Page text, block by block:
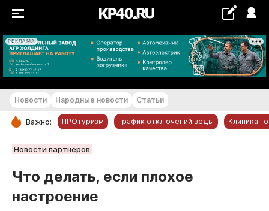
РЕКЛАМА
+21...+22 °С
РУБРИКИ
Новости компаний
Статьи
Новости Народные новости Статьи
Важно: ПРОтуризм График отключений воды Клиника
Новости партнеров
Что делать, если плохое
настроение